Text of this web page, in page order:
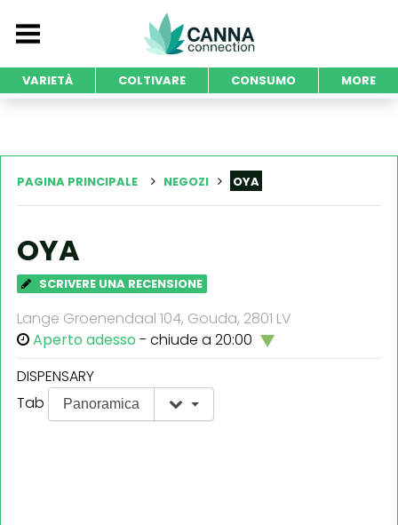
VARIETÀ COLTIVARE CONSUMO MORE
PAGINA PRINCIPALE NEGOZI OYA
OYA
SCRIVERE UNA RECENSIONE
Lange Groenendaal 104, Gouda, 2801 LV
Aperto adesso - chiude a 20:00
DISPENSARY
Tab
Panoramica